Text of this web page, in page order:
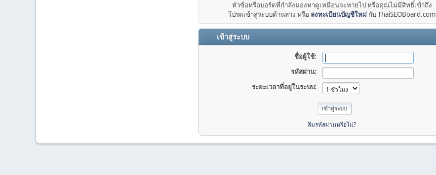
หัวข้อหรือบอร์ดที่กำลังมองหาดูเหมือนจะหายไป หรือคุณไม่มีสิทธิ์เข้าถึง
โปรดเข้าสู่ระบบด้านล่าง หรือ ลงทะเบียนบัญชีใหม่ กับ ThaiSEOBoard.com
เข้าสู่ระบบ
ชื่อผู้ใช้:
รหัสผ่าน:
ระยะเวลาที่อยู่ในระบบ:
ลืมรหัสผ่านหรือไม่?